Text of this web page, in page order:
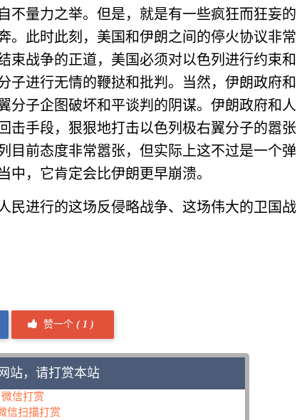
不量力之举。但是，就是有一些疯狂而狂妄的
。此时此刻，美国和伊朗之间的停火协议非常
束战争的正道，美国必须对以色列进行约束和
子进行无情的鞭挞和批判。当然，伊朗政府和
分子企图破坏和平谈判的阴谋。伊朗政府和人
击手段，狠狠地打击以色列极右翼分子的嚣张
目前态度非常嚣张，但实际上这不过是一个弹
，它肯定会比伊朗更早崩溃。
进行的这场反侵略战争、这场伟大的卫国战
赞一个( 1 )
站，请打赏本站
微信打赏